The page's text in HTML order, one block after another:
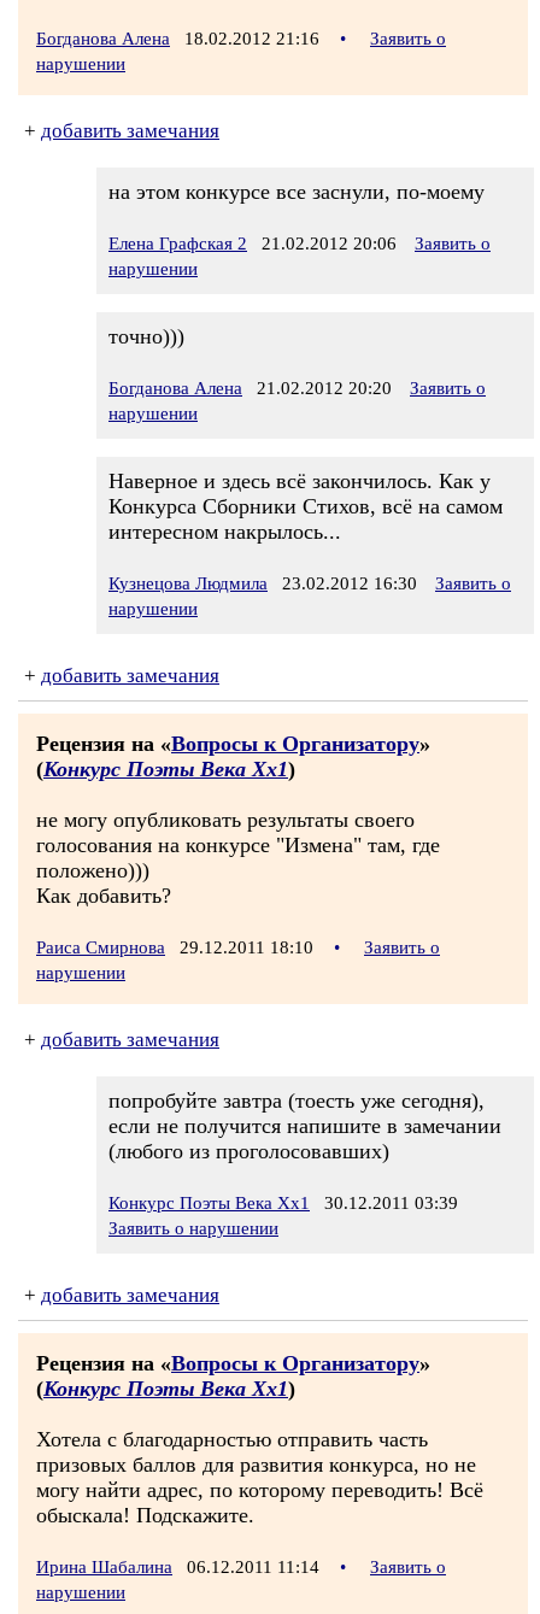
Богданова Алена 18.02.2012 21:16 •
Заявить о
нарушении
+ добавить замечания
на этом конкурсе все заснули, по-моему
Елена Графская 2 21.02.2012 20:06
Заявить о
нарушении
точно)))
Богданова Алена 21.02.2012 20:20
Заявить о
нарушении
Наверное и здесь всё закончилось. Как у
Конкурса Сборники Стихов, всё на самом
интересном накрылось...
Кузнецова Людмила 23.02.2012 16:30
Заявить о
нарушении
+ добавить замечания
Рецензия на «Вопросы к Организатору»
(Конкурс Поэты Века Хх1)
не могу опубликовать результаты своего
голосования на конкурсе "Измена" там, где
положено)))
Как добавить?
Раиса Смирнова 29.12.2011 18:10 •
Заявить о
нарушении
+ добавить замечания
попробуйте завтра (тоесть уже сегодня),
если не получится напишите в замечании
(любого из проголосовавших)
Конкурс Поэты Века Хх1
30.12.2011 03:39
Заявить о нарушении
+ добавить замечания
Рецензия на «Вопросы к Организатору»
(Конкурс Поэты Века Хх1)
Хотела с благодарностью отправить часть
призовых баллов для развития конкурса, но не
могу найти адрес, по которому переводить! Всё
обыскала! Подскажите.
Ирина Шабалина 06.12.2011 11:14 •
Заявить о
нарушении